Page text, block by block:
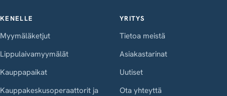
KENELLE
Myymäläketjut
Lippulaivamyymälät
Kauppapaikat
Kauppakeskusoperaattorit ja
YRITYS
Tietoa meistä
Asiakastarinat
Uutiset
Ota yhteyttä